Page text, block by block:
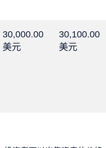
30,000.00
美元
30,100.00
美元